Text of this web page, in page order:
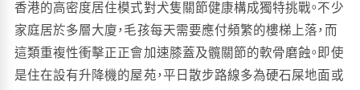
香港的高密度居住模式對犬隻關節健康構成獨特挑戰。不少
家庭居於多層大廈，毛孩每天需要應付頻繁的樓梯上落，而
這類重複性衝擊正正會加速膝蓋及髖關節的軟骨磨蝕。即使
是住在設有升降機的屋苑，平日散步路線多為硬石屎地面或